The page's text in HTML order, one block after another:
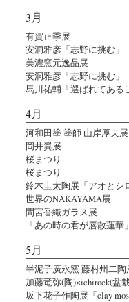
3月
有賀正季展
安洞雅彦「志野に挑む」
美濃窯元逸品展
安洞雅彦「志野に挑む」
馬川祐輔「選ばれてある
4月
河和田塗 塗師 山岸厚夫
岡井翼展
桜まつり
桜まつり
鈴木圭太陶展「アオとシ
世界のNAKAYAMA展
間宮香織ガラス展
「あの時の君が唇散蓮華
5月
半泥子廣永窯 藤村州
加藤竜弥(陶)×ichirock(盆
坂下花子作陶展「clay